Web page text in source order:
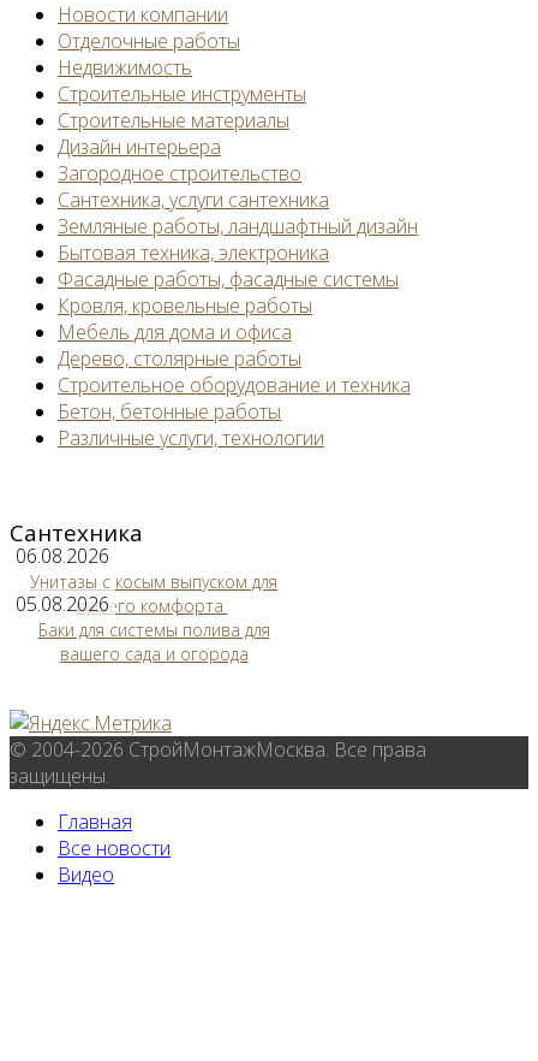
Новости компании
Отделочные работы
Недвижимость
Строительные инструменты
Строительные материалы
Дизайн интерьера
Загородное строительство
Сантехника, услуги сантехника
Земляные работы, ландшафтный дизайн
Бытовая техника, электроника
Фасадные работы, фасадные системы
Кровля, кровельные работы
Мебель для дома и офиса
Дерево, столярные работы
Строительное оборудование и техника
Бетон, бетонные работы
Различные услуги, технологии
Сантехника
06.08.2026
Унитазы с косым выпуском для
вашего комфорта
05.08.2026
Баки для системы полива для
вашего сада и огорода
© 2004-2026 СтройМонтажМосква. Все права
защищены.
Главная
Все новости
Видео